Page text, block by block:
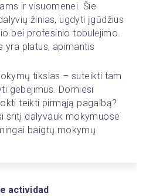
ir visuomenei. Šie
žinias, ugdyti įgūdžius
bei profesinio tobulėjimo.
yra platus, apimantis
tikslas – suteikti tam
gebėjimus. Domiesi
teikti pirmąją pagalbą?
sritį dalyvauk mokymuose
baigtų mokymų
actividad